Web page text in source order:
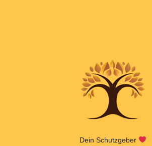
Dein Schutzgeber